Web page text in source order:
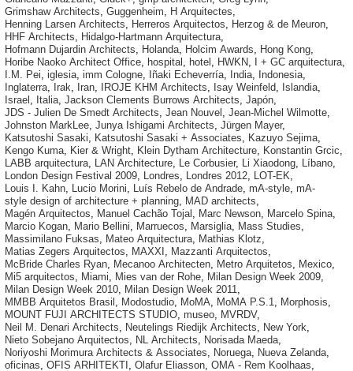
Grimshaw Architects, Guggenheim, H Arquitectes,
Henning Larsen Architects, Herreros Arquitectos, Herzog & de Meuron,
HHF Architects, Hidalgo-Hartmann Arquitectura,
Hofmann Dujardin Architects, Holanda, Holcim Awards, Hong Kong,
Horibe Naoko Architect Office, hospital , hotel , HWKN, I + GC arquitectura,
I.M. Pei, iglesia, imm Cologne, Iñaki Echeverría, India, Indonesia,
Inglaterra, Irak, Iran, IROJE KHM Architects, Isay Weinfeld, Islandia,
Israel , Italia, Jackson Clements Burrows Architects, Japón,
JDS - Julien De Smedt Architects, Jean Nouvel , Jean-Michel Wilmotte,
Johnston MarkLee, Junya Ishigami Architects, Jürgen Mayer,
Katsutoshi Sasaki, Katsutoshi Sasaki + Associates, Kazuyo Sejima,
Kengo Kuma, Kier & Wright, Klein Dytham Architecture, Konstantin Grcic,
LABB arquitectura, LAN Architecture, Le Corbusier, Li Xiaodong, Líbano,
London Design Festival 2009, Londres, Londres 2012, LOT-EK,
Louis I. Kahn, Lucio Morini, Luís Rebelo de Andrade, mA-style, mA-
style design of architecture + planning, MAD architects,
Magén Arquitectos, Manuel Cachão Tojal , Marc Newson, Marcelo Spina,
Marcio Kogan, Mario Bellini, Marruecos, Marsiglia, Mass Studies,
Massimilano Fuksas, Mateo Arquitectura, Mathias Klotz,
Matias Zegers Arquitectos, MAXXI , Mazzanti Arquitectos,
McBride Charles Ryan, Mecanoo Architecten, Metro Arquitetos, Mexico,
Mi5 arquitectos, Miami, Mies van der Rohe, Milan Design Week 2009,
Milan Design Week 2010, Milan Design Week 2011,
MMBB Arquitetos Brasil , Modostudio, MoMA, MoMA P.S.1, Morphosis,
MOUNT FUJI ARCHITECTS STUDIO, museo, MVRDV,
Neil M. Denari Architects, Neutelings Riedijk Architects, New York,
Nieto Sobejano Arquitectos, NL Architects, Norisada Maeda,
Noriyoshi Morimura Architects & Associates, Noruega, Nueva Zelanda,
oficinas, OFIS ARHITEKTI , Olafur Eliasson, OMA - Rem Koolhaas,